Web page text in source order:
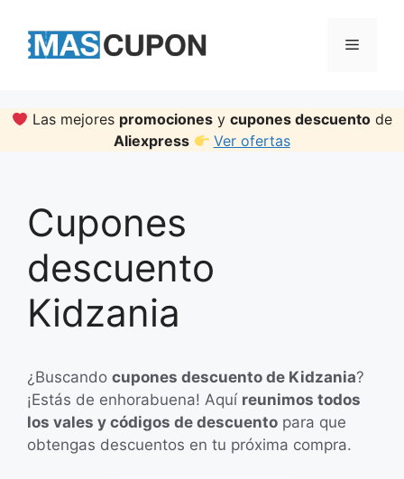
content
Menu
Las mejores promociones ycupones descuento de
Aliexpress
Ver ofertas
Cupones
descuento
Kidzania
¿Buscando cupones descuento de Kidzania?
¡Estás de enhorabuena! Aquí reunimos todos
los vales y códigos de descuento para que
obtengas descuentos en tu próxima compra.